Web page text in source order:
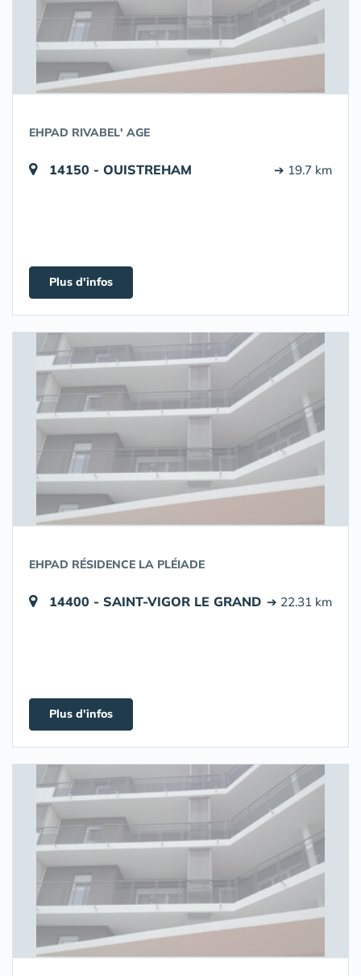
EHPAD RIVABEL' AGE
14150 - OUISTREHAM ➔ 19.7 km
Plus d'infos
EHPAD RÉSIDENCE LA PLÉIADE
14400 - SAINT-VIGOR LE GRAND ➔ 22.31 km
Plus d'infos